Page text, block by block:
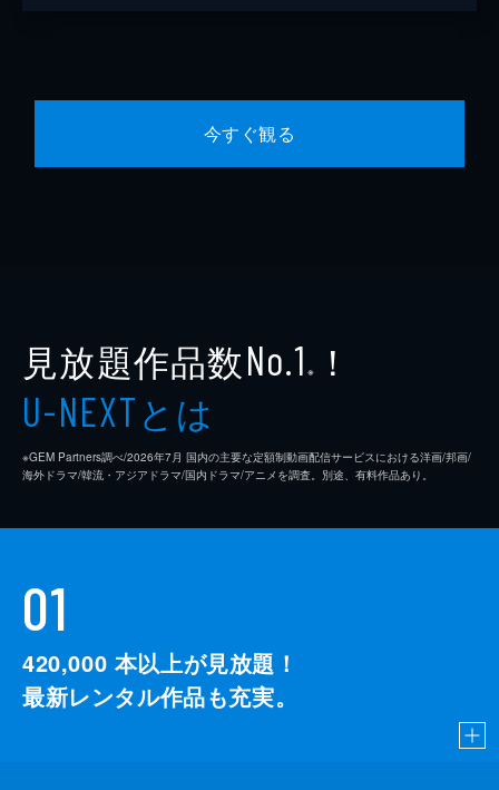
今すぐ観る
見放題作品数No.1 ※ ！
U-NEXTとは
※GEM Partners調べ/2026年7⽉ 国内の主要な定額制動画配信サービスにおける洋画/邦画/
海外ドラマ/韓流・アジアドラマ/国内ドラマ/アニメを調査。別途、有料作品あり。
01
420,000 本以上が見放題！
最新レンタル作品も充実。